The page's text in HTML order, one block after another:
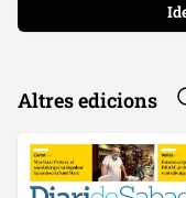
Altres edicions